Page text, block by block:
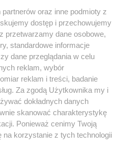
oraz inne podmioty z
dostęp i przechowujemy
przetwarzamy dane osobowe,
standardowe informacje
dane przeglądania w celu
reklam, wybór
reklam i treści, badanie
Za zgodą Użytkownika my i
dokładnych danych
skanować charakterystykę
Ponieważ cenimy Twoją
korzystanie z tych technologii